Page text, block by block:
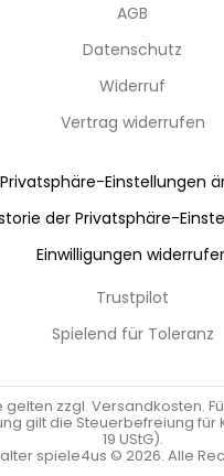
AGB
Datenschutz
Widerruf
Vertrag widerrufen
Privatsphäre-Einstellungen
der Privatsphäre-
Einwilligungen
Trustpilot
Spielend für Toleranz
gelten zzgl. Versandkosten.
gilt die Steuerbefreiung für
19 UStG).
spiele4us © 2026. Alle